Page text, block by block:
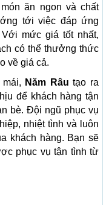
ăn ngon và chất
tới việc đáp ứng
mức giá tốt nhất,
có thể thưởng thức
về giá cả.
Năm Râu tạo ra
để khách hàng tận
bè. Đội ngũ phục vụ
nhiệt tình và luôn
khách hàng. Bạn sẽ
phục vụ tận tình từ